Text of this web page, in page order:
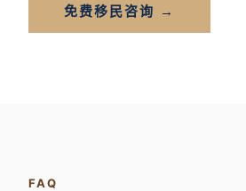
免费移民咨询 →
FAQ